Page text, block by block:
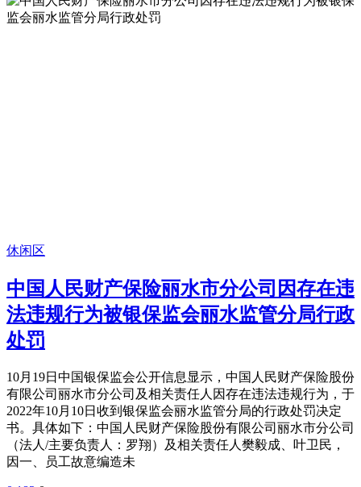
休闲区
中国人民财产保险丽水市分公司因存在违
法违规行为被银保监会丽水监管分局行政
处罚
10月19日中国银保监会公开信息显示，中国人民财产保险股份
有限公司丽水市分公司及相关责任人因存在违法违规行为，于
2022年10月10日收到银保监会丽水监管分局的行政处罚决定
书。具体如下：中国人民财产保险股份有限公司丽水市分公司
（法人/主要负责人：罗翔）及相关责任人樊毅成、叶卫民，
因一、员工故意编造未